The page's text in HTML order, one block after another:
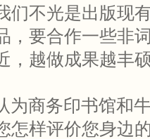
们不光是出版现
，要合作一些非
，越做成果越丰
为商务印书馆和
怎样评价您身边